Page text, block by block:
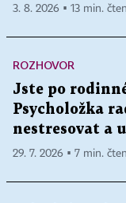
3. 8. 2026 ▪ 13 min.
ROZHOVOR
Jste po
Psycholožka
nestresovat a
29. 7. 2026 ▪ 7 min.